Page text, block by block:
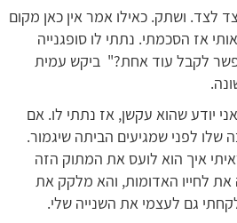
לצד. ושתק. כאילו אמר אין כאן מקום
אז הסכמתי. נתתי לו סופגנייה
לקבל עוד אחת?" ביקש עמית
יודע שהוא עקשן, אז נתתי לו. אם
שלו לפני שמגיעים הביתה שיגמור.
איך הוא לועס את המתוק הזה
לחייו האדומות, והא מלקק את
גם לעצמי את השנייה שלי.